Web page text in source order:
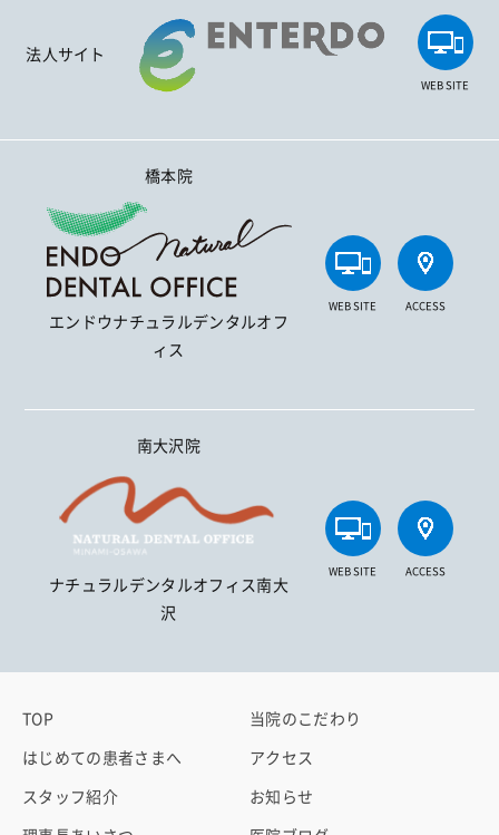
法人サイト
WEB SITE
橋本院
エンドウナチュラルデンタルオフ
ィス
WEB SITE ACCESS
南大沢院
ナチュラルデンタルオフィス南大
沢
WEB SITE ACCESS
TOP
はじめての患者さまへ
スタッフ紹介
当院のこだわり
アクセス
お知らせ